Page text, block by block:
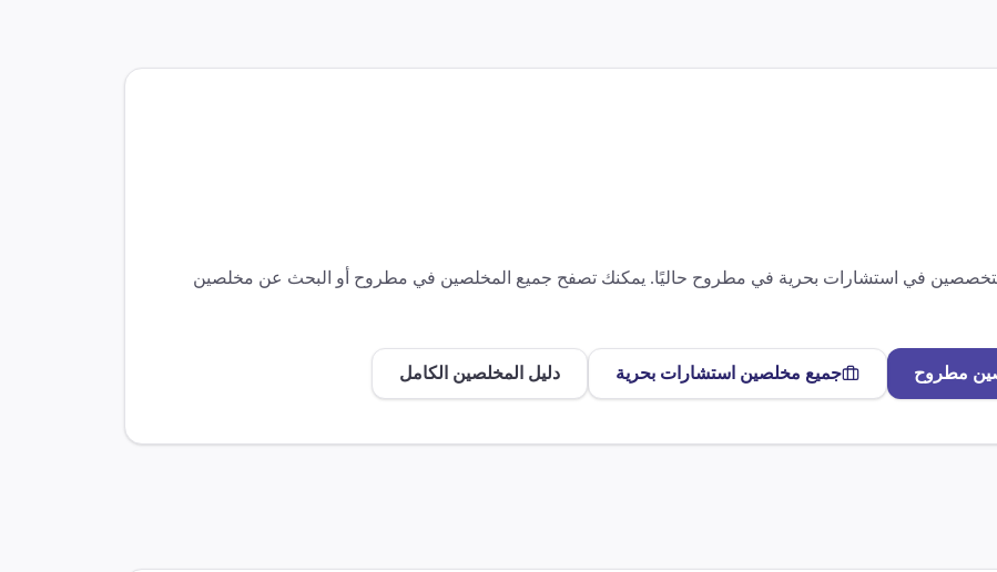
في استشارات بحرية في مطروح حاليًا. يمكنك تصفح جميع المخلصين في مطروح أو البحث عن مخلصين
مطروح جميع مخلصين استشارات بحرية دليل المخلصين الكامل